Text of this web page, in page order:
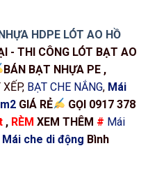
HDPE LÓT AO HỒ
- THI CÔNG LÓT BẠT AO
BÁN BẠT NHỰA PE ,
BẠT CHE NẮNG, Mái
GIÁ RẺ
GỌI 0917 378
, RÈM XEM THÊM # Mái
Mái che di động Bình